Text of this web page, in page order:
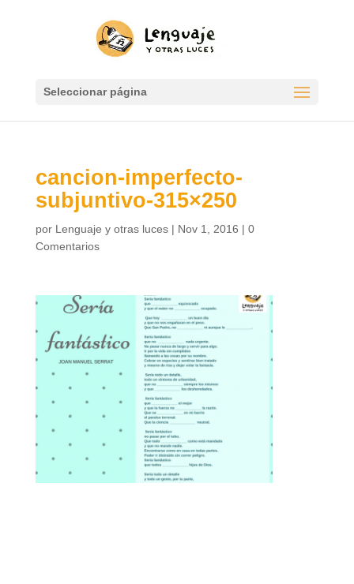
Seleccionar página
cancion-imperfecto-
subjuntivo-315×250
por Lenguaje y otras luces| Nov 1, 2016 | 0
Comentarios